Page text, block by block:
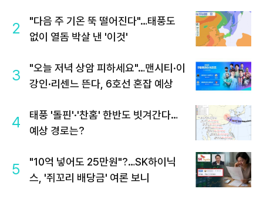
2
"다음 주 기온 뚝 떨어진다"…태풍도
없이 열돔 박살 낸 '이것'
3
"오늘 저녁 상암 피하세요"…맨시티·이
강인·리센느 뜬다, 6호선 혼잡 예상
4
태풍 '돌핀'·'찬홈' 한반도 빗겨간다…
예상 경로는?
5
"10억 넣어도 25만원"?…SK하이닉
스, '쥐꼬리 배당금' 여론 보니